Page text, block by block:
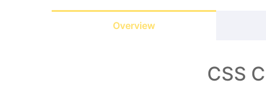
Overview
CSS